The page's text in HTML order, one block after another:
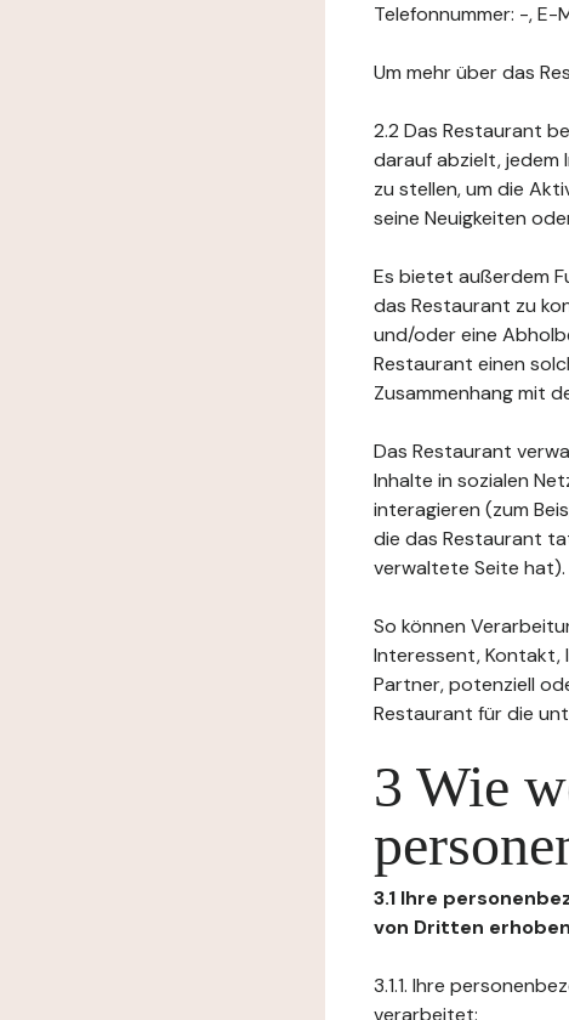
Telefonnummer: -, E-
Um mehr über das
2.2 Das Restaurant
darauf abzielt,
zu stellen, um die
seine Neuigkeiten
Es bietet außerdem
das Restaurant zu
und/oder eine
Restaurant einen
Zusammenhang mit
Das Restaurant
Inhalte in sozialen
interagieren (zum
die das Restaurant
verwaltete Seite hat).
So können
Interessent, Kontakt,
Partner, potenziell
Restaurant für die
3 Wie
3.1 Ihre
von Dritten
3.1.1. Ihre
verarbeitet: